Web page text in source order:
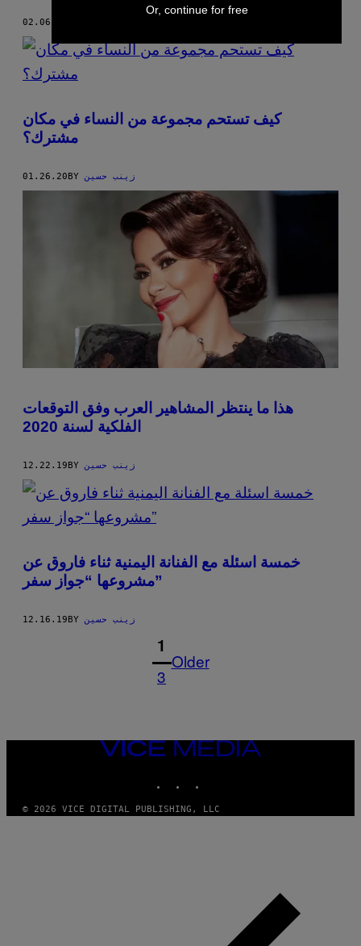
02.06.20
كيف تستحم مجموعة من النساء في مكان
مشترك؟
01.26.20BY زينب حسين
هذا ما ينتظر المشاهير العرب وفق التوقعات
الفلكية لسنة 2020
12.22.19 BY زينب حسين
خمسة اسئلة مع الفنانة اليمنية ثناء فاروق عن
مشروعها “جواز سفر”
12.16.19 BY زينب حسين
1
3
Older
VICE
© 2026 VICE DIGITAL PUBLISHING, LLC
Or, continue for free